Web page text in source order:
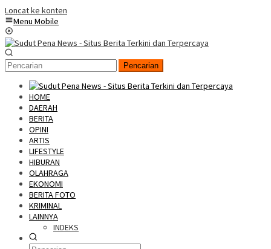
Loncat ke konten
Menu Mobile
Pencarian
HOME
DAERAH
BERITA
OPINI
ARTIS
LIFESTYLE
HIBURAN
OLAHRAGA
EKONOMI
BERITA FOTO
KRIMINAL
LAINNYA
INDEKS